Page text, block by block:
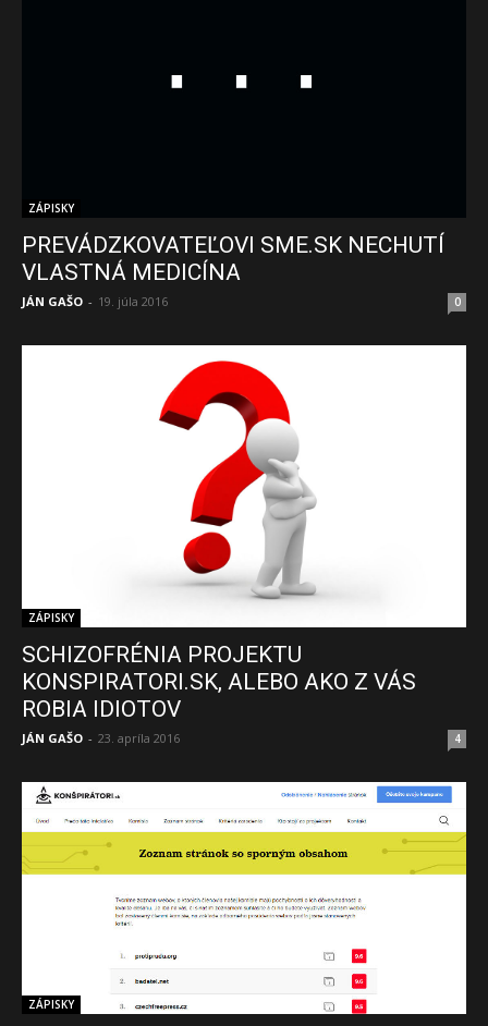
ZÁPISKY
PREVÁDZKOVATEĽOVI SME.SK NECHUTÍ
VLASTNÁ MEDICÍNA
JÁN GAŠO - 19. júla 2016 0
ZÁPISKY
SCHIZOFRÉNIA PROJEKTU
KONSPIRATORI.SK, ALEBO AKO Z VÁS
ROBIA IDIOTOV
JÁN GAŠO - 23. apríla 2016 4
ZÁPISKY